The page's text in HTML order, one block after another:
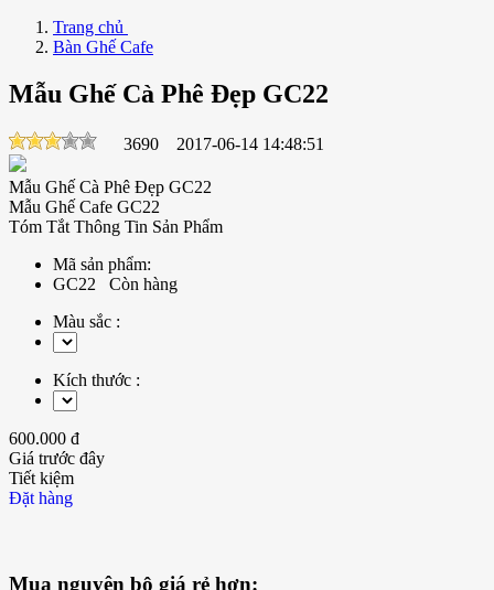
Trang chủ
Bàn Ghế Cafe
Mẫu Ghế Cà Phê Đẹp GC22
3690 2017-06-14 14:48:51
Mẫu Ghế Cà Phê Đẹp GC22
Mẫu Ghế Cafe GC22
Tóm Tắt Thông Tin Sản Phẩm
Mã sản phẩm:
GC22 Còn hàng
Màu sắc :
Kích thước :
600.000 đ
Giá trước đây
Tiết kiệm
Đặt hàng
Mua nguyên bộ giá rẻ hơn: